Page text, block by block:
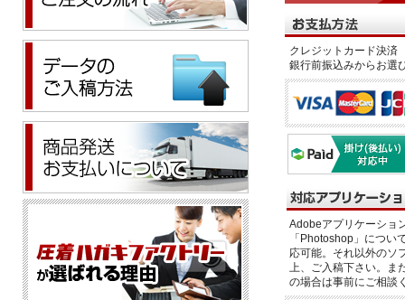
クレジットカード決
銀行前振込みからお選
Adobeアプリケーショ
「Photoshop」につい
応可能。それ以外のソ
上、ご入稿下さい。ま
の場合は事前にご相談